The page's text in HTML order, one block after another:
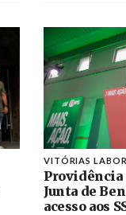
VITÓRIAS
Junta de
acesso aos